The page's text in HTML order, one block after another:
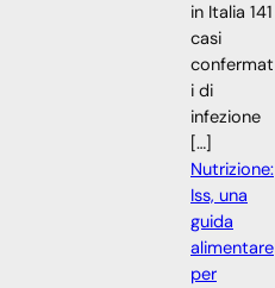
in Italia 141
casi
confermat
i di
infezione
[…]
Nutrizione:
Iss, una
guida
alimentare
per